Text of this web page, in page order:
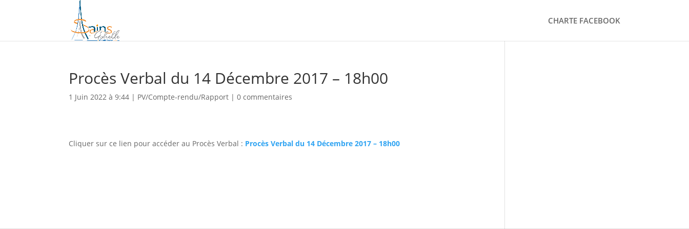
CHARTE FACEBOOK
Procès Verbal du 14 Décembre 2017 – 18h00
1 Juin 2022 à 9:44 | PV/Compte-rendu/Rapport |0 commentaires
Cliquer sur ce lien pour accéder au Procès Verbal : Procès Verbal du 14 Décembre 2017 – 18h00